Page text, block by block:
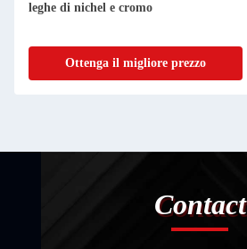
leghe di nichel e cromo
Ottenga il migliore prezzo
Contact